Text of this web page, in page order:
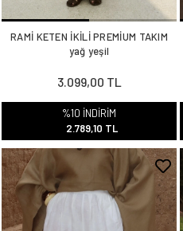
RAMİ KETEN İKİLİ PREMİUM TAKIM
yağ yeşil
3.099,00 TL
%10 İNDİRİM
2.789,10 TL